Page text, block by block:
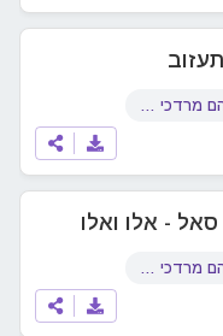
מרדכי שוורץ
- אלו ואלו
מרדכי שוורץ